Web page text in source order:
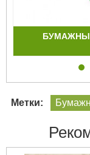
Метки: